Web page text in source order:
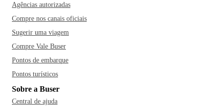
Agências autorizadas
Compre nos canais oficiais
Sugerir uma viagem
Compre Vale Buser
Pontos de embarque
Pontos turísticos
Sobre a Buser
Central de ajuda